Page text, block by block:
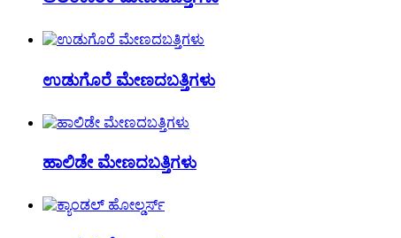
ಉಡುಗೊರೆ ಮೇಣದಬತ್ತಿಗಳು
ಹಾಲಿಡೇ ಮೇಣದಬತ್ತಿಗಳು